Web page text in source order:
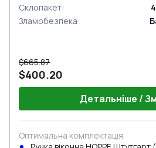
Склопакет:
Зламобезпека:
$665.87
$400.20
Детальніше /
Оптимальна комплектація